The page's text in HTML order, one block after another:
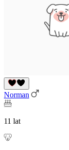
Norman
11 lat